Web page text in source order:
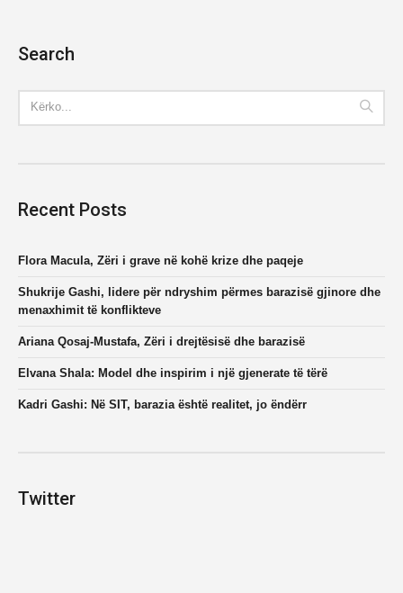
Search
Recent Posts
Flora Macula, Zëri i grave në kohë krize dhe paqeje
Shukrije Gashi, lidere për ndryshim përmes barazisë gjinore dhe
menaxhimit të konflikteve
Ariana Qosaj-Mustafa, Zëri i drejtësisë dhe barazisë
Elvana Shala: Model dhe inspirim i një gjenerate të tërë
Kadri Gashi: Në SIT, barazia është realitet, jo ëndërr
Twitter